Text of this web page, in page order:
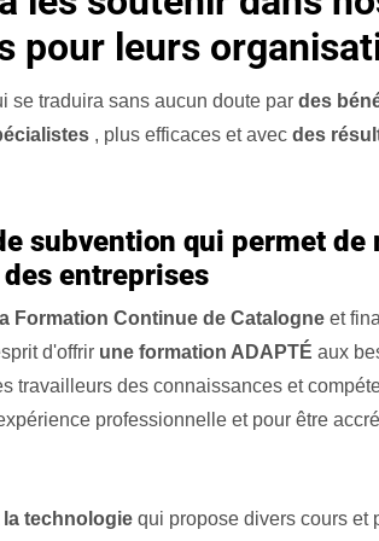
pour leurs
se traduira sans aucun doute par des
, plus efficaces et avec des
subvention qui permet de
entreprises
Formation Continue de Catalogne et
d'offrir une formation ADAPTÉ aux
travailleurs des connaissances et
professionnelle et pour être
la technologie qui propose divers cours et